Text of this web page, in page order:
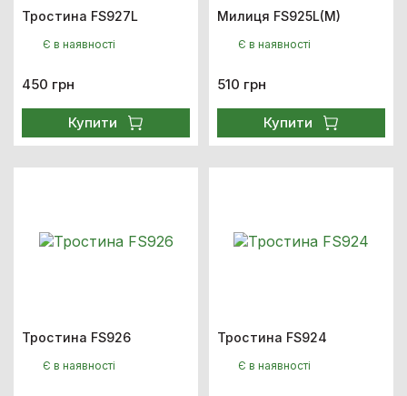
Тростина FS927L
Є в наявності
450 грн
Купити
Милиця FS925L(M)
Є в наявності
510 грн
Купити
Тростина FS926
Є в наявності
Тростина FS924
Є в наявності